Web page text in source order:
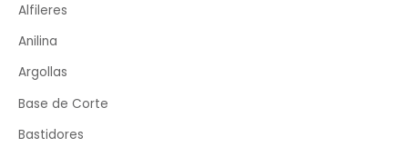
Alfileres
Anilina
Argollas
Base de Corte
Bastidores